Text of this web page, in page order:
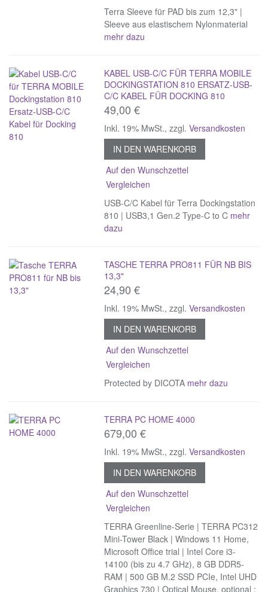
Terra Sleeve für PAD bis zum 12,3" |
Sleeve aus elastischem Nylonmaterial
mehr dazu
KABEL USB-C/C FÜR TERRA MOBILE
DOCKINGSTATION 810 ERSATZ-USB-
C/C KABEL FÜR DOCKING 810
49,00 €
Inkl. 19% MwSt.,zzgl.Versandkosten
IN DEN WARENKORB
Auf den Wunschzettel
Vergleichen
USB-C/C Kabel für Terra Dockingstation
810 | USB3,1 Gen.2 Type-C to C mehr
dazu
TASCHE TERRA PRO811 FÜR NB BIS
13,3"
24,90 €
Inkl. 19% MwSt.,zzgl.Versandkosten
IN DEN WARENKORB
Auf den Wunschzettel
Vergleichen
Protected by DICOTA mehr dazu
TERRA PC HOME 4000
679,00 €
Inkl. 19% MwSt.,zzgl.Versandkosten
IN DEN WARENKORB
Auf den Wunschzettel
Vergleichen
TERRA Greenline-Serie | TERRA PC312
Mini-Tower Black | Windows 11 Home,
Microsoft Office trial | Intel Core i3-
14100 (bis zu 4.7 GHz), 8 GB DDR5-
RAM | 500 GB M.2 SSD PCIe, Intel UHD
Graphics 730 | Optical Mouse, optional :